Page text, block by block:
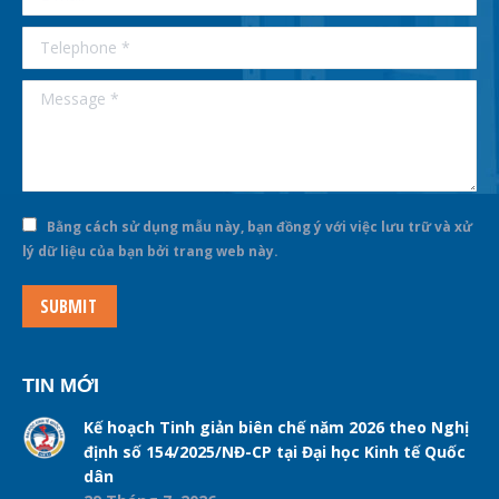
Telephone *
Message *
Bằng cách sử dụng mẫu này, bạn đồng ý với việc lưu trữ và xử
lý dữ liệu của bạn bởi trang web này.
SUBMIT
TIN MỚI
Kế hoạch Tinh giản biên chế năm 2026 theo Nghị
định số 154/2025/NĐ-CP tại Đại học Kinh tế Quốc
dân